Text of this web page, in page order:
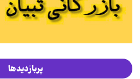
پربازدیدها